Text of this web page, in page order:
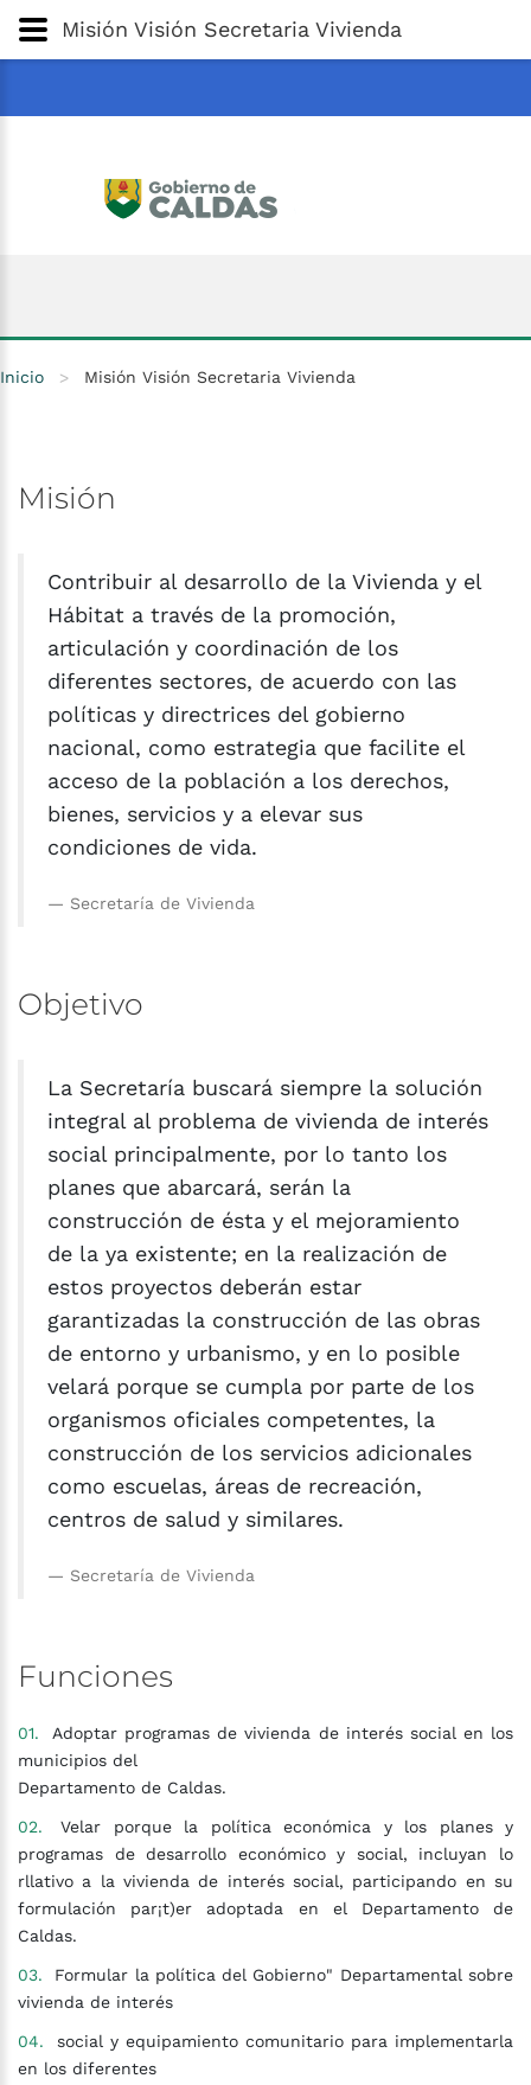
Gobernación de Caldas
Misión Visión Secretaria Vivienda
Inicio > Misión Visión Secretaria Vivienda
Misión
Contribuir al desarrollo de la Vivienda y el
Hábitat a través de la promoción,
articulación y coordinación de los
diferentes sectores, de acuerdo con las
políticas y directrices del gobierno
nacional, como estrategia que facilite el
acceso de la población a los derechos,
bienes, servicios y a elevar sus
condiciones de vida.
Secretaría de Vivienda
Objetivo
La Secretaría buscará siempre la solución
integral al problema de vivienda de interés
social principalmente, por lo tanto los
planes que abarcará, serán la
construcción de ésta y el mejoramiento
de la ya existente; en la realización de
estos proyectos deberán estar
garantizadas la construcción de las obras
de entorno y urbanismo, y en lo posible
velará porque se cumpla por parte de los
organismos oficiales competentes, la
construcción de los servicios adicionales
como escuelas, áreas de recreación,
centros de salud y similares.
Secretaría de Vivienda
Funciones
Adoptar programas de vivienda de interés social en los
municipios del
Departamento de Caldas.
Velar porque la política económica y los planes y
programas de desarrollo económico y social, incluyan lo
rllativo a la vivienda de interés social, participando en su
formulación par¡t)er adoptada en el Departamento de
Caldas.
Formular la política del Gobierno" Departamental sobre
vivienda de interés
social y equipamiento comunitario para implementarla
en los diferentes